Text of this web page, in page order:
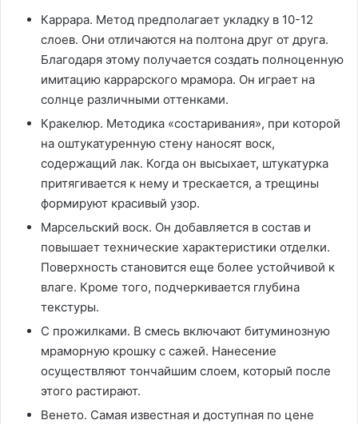
Каррара. Метод предполагает укладку в 10-12
слоев. Они отличаются на полтона друг от друга.
Благодаря этому получается создать полноценную
имитацию каррарского мрамора. Он играет на
солнце различными оттенками.
Кракелюр. Методика «состаривания», при которой
на оштукатуренную стену наносят воск,
содержащий лак. Когда он высыхает, штукатурка
притягивается к нему и трескается, а трещины
формируют красивый узор.
Марсельский воск. Он добавляется в состав и
повышает технические характеристики отделки.
Поверхность становится еще более устойчивой к
влаге. Кроме того, подчеркивается глубина
текстуры.
С прожилками. В смесь включают битуминозную
мраморную крошку с сажей. Нанесение
осуществляют тончайшим слоем, который после
этого растирают.
Венето. Самая известная и доступная по цене